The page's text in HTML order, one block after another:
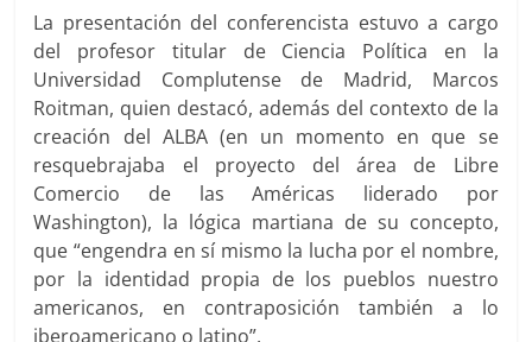
La presentación del conferencista estuvo a cargo
del profesor titular de Ciencia Política en la
Universidad Complutense de Madrid, Marcos
Roitman, quien destacó, además del contexto de la
creación del ALBA (en un momento en que se
resquebrajaba el proyecto del área de Libre
Comercio de las Américas liderado por
Washington), la lógica martiana de su concepto,
que “engendra en sí mismo la lucha por el nombre,
por la identidad propia de los pueblos nuestro
americanos, en contraposición también a lo
iberoamericano o latino”.